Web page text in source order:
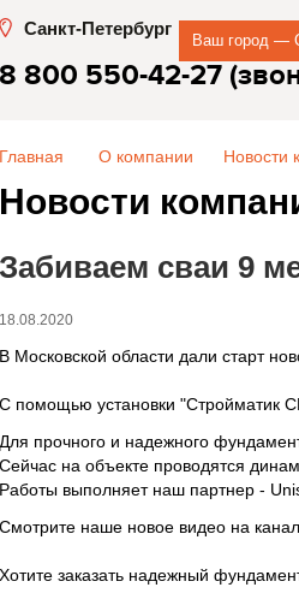
Санкт-Петербург
Ваш город —
8 800 550-42-27
Главная О компании Новости
Новости
Забиваем сваи 9
18.08.2020
В Московской области дали старт
С помощью установки "Стройматик
Для прочного и надежного
Сейчас на объекте проводятся
Работы выполняет наш партнер -
Смотрите наше новое видео на
Хотите заказать надежный